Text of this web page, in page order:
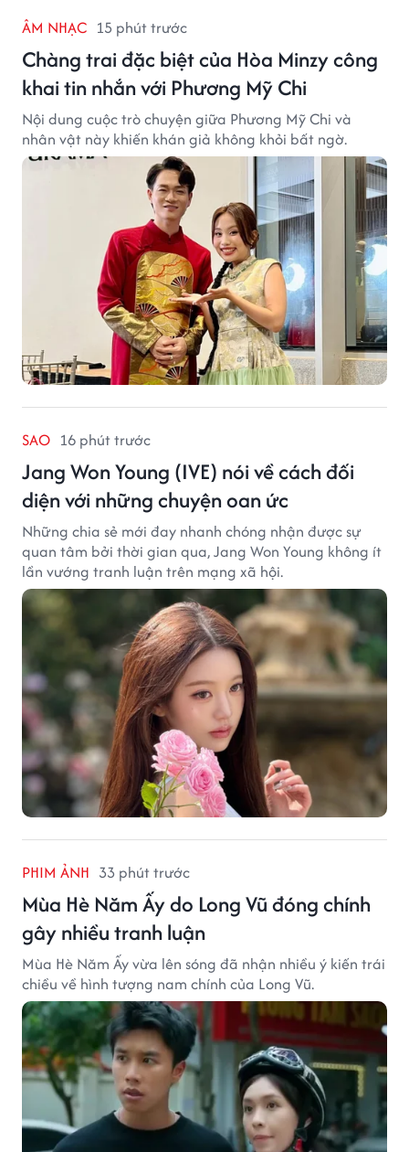
ÂM NHẠC 15 phút trước
Chàng trai đặc biệt của Hòa Minzy công
khai tin nhắn với Phương Mỹ Chi
Nội dung cuộc trò chuyện giữa Phương Mỹ Chi và
nhân vật này khiến khán giả không khỏi bất ngờ.
SAO 16 phút trước
Jang Won Young (IVE) nói về cách đối
diện với những chuyện oan ức
Những chia sẻ mới đay nhanh chóng nhận được sự
quan tâm bởi thời gian qua, Jang Won Young không ít
lần vướng tranh luận trên mạng xã hội.
PHIM ẢNH 33 phút trước
Mùa Hè Năm Ấy do Long Vũ đóng chính
gây nhiều tranh luận
Mùa Hè Năm Ấy vừa lên sóng đã nhận nhiều ý kiến trái
chiều về hình tượng nam chính của Long Vũ.